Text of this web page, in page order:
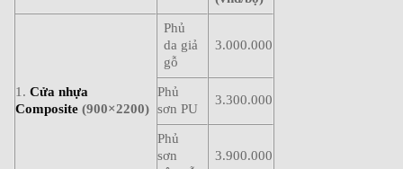
1. Cửa nhựa
Composite (900×2200)
Phủ
da giả
gỗ
3.000.000
Phủ
sơn PU
3.300.000
Phủ
sơn
3.900.000